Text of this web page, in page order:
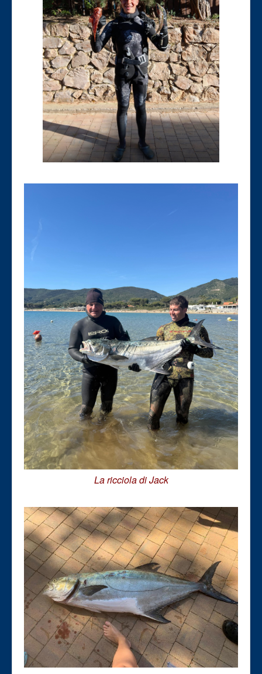
La ricciola di Jack